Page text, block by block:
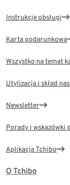
Instrukcje obsługi
Karta podarunkowa
Wszystko na temat
Utylizacja i skład
Newsletter
Porady i wskazówki
Aplikacja Tchibo
O Tchibo